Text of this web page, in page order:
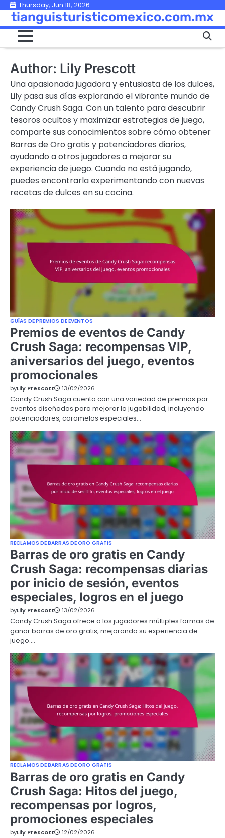
Skip
content
Thursday, Jun 18, 2026
tianguisturisticomexico.com.mx
Author: Lily Prescott
Una apasionada jugadora y entusiasta de los dulces,
Lily pasa sus días explorando el vibrante mundo de
Candy Crush Saga. Con un talento para descubrir
tesoros ocultos y maximizar estrategias de juego,
comparte sus conocimientos sobre cómo obtener
Barras de Oro gratis y potenciadores diarios,
ayudando a otros jugadores a mejorar su
experiencia de juego. Cuando no está jugando,
puedes encontrarla experimentando con nuevas
recetas de dulces en su cocina.
GUÍAS DE PREMIOS DE EVENTOS
Premios de eventos de Candy
Crush Saga: recompensas VIP,
aniversarios del juego, eventos
promocionales
byLily Prescott 13/02/2026
Candy Crush Saga cuenta con una variedad de premios por
eventos diseñados para mejorar la jugabilidad, incluyendo
potenciadores, caramelos especiales…
RECLAMOS DE BARRAS DE ORO GRATIS
Barras de oro gratis en Candy
Crush Saga: recompensas diarias
por inicio de sesión, eventos
especiales, logros en el juego
byLily Prescott 13/02/2026
Candy Crush Saga ofrece a los jugadores múltiples formas de
ganar barras de oro gratis, mejorando su experiencia de
juego.…
RECLAMOS DE BARRAS DE ORO GRATIS
Barras de oro gratis en Candy
Crush Saga: Hitos del juego,
recompensas por logros,
promociones especiales
byLily Prescott 12/02/2026